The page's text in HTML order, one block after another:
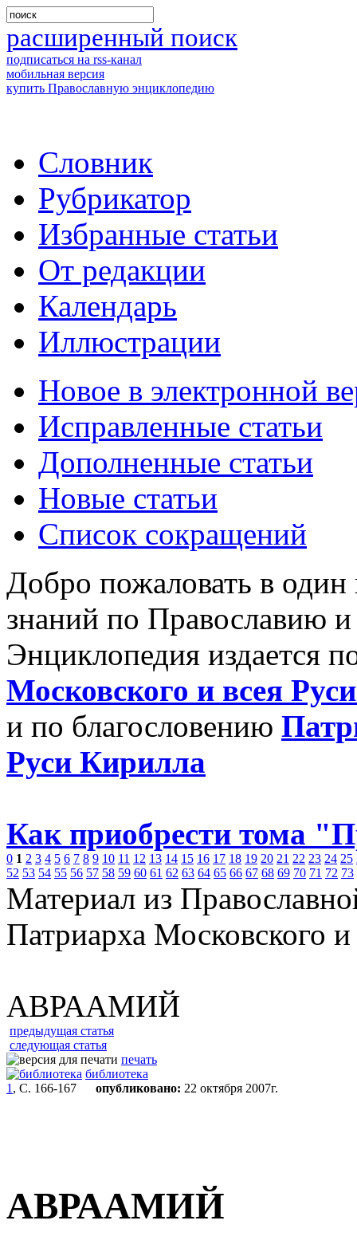
расширенный поиск
подписаться на rss-канал
мобильная версия
купить Православную энциклопедию
Словник
Рубрикатор
Избранные статьи
От редакции
Календарь
Иллюстрации
Новое в электронной
Исправленные статьи
Дополненные статьи
Новые статьи
Список сокращений
Добро пожаловать в
знаний по Православию
Энциклопедия издается
Московского и всея
и по благословению
Руси Кирилла
Как приобрести тома
0 1 2 3 4 5 6 7 8 9 10 11 12 13 14 15 16 17 18 19 20 21 22 23 24 25
52 53 54 55 56 57 58 59 60 61 62 63 64 65 66 67 68 69 70 71 72 73
Материал из
Патриарха Московского
АВРААМИЙ
предыдущая статья
следующая статья
печать
библиотека
1 , С. 166-167 опубликовано: 22 октября 2007г.
АВРААМИЙ